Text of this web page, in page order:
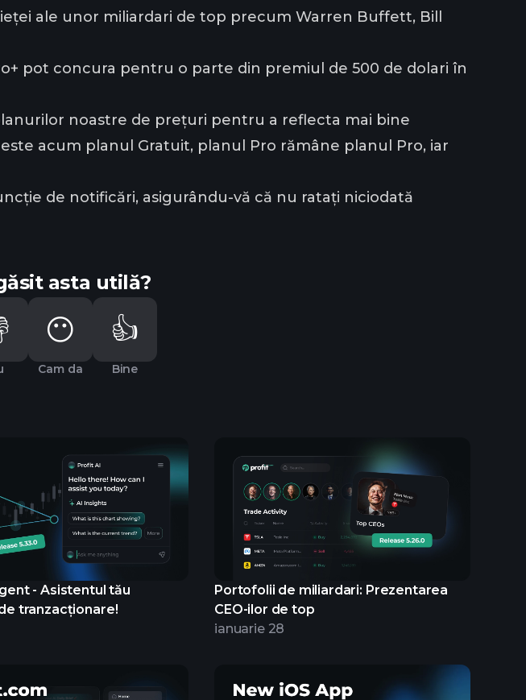
ale unor miliardari de top precum Warren Buffett, Bill
pot concura pentru o parte din premiul de 500 de dolari în
noastre de prețuri pentru a reflecta mai bine
acum planul Gratuit, planul Pro rămâne planul Pro, iar
de notificări, asigurându-vă că nu ratați niciodată
asta utilă?
😶
Cam da
👍
Bine
- Asistentul tău
tranzacționare!
Portofolii de miliardari: Prezentarea
CEO-ilor de top
ianuarie 28